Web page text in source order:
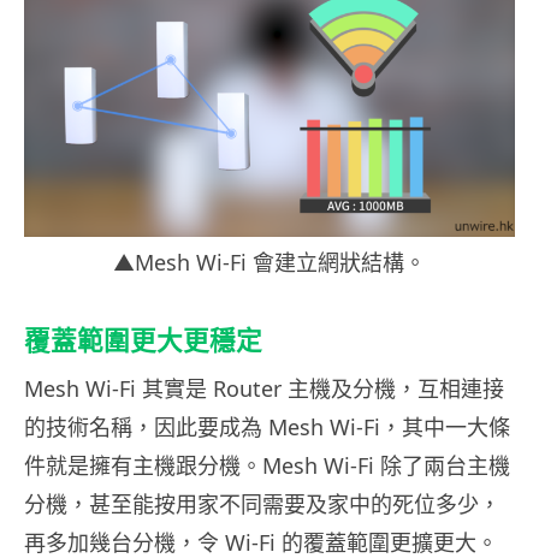
▲Mesh Wi-Fi 會建立網狀結構。
覆蓋範圍更大更穩定
Mesh Wi-Fi 其實是 Router 主機及分機，互相連接
的技術名稱，因此要成為 Mesh Wi-Fi，其中一大條
件就是擁有主機跟分機。Mesh Wi-Fi 除了兩台主機
分機，甚至能按用家不同需要及家中的死位多少，
再多加幾台分機，令 Wi-Fi 的覆蓋範圍更擴更大。